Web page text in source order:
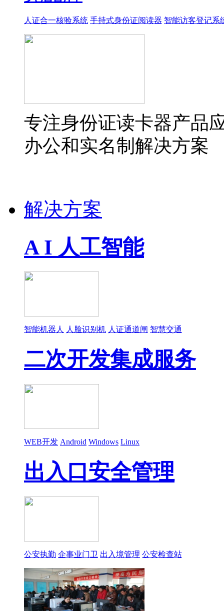
人证合一核验系统 手持式身份证阅读器 智能访客登记系
专注身份证读卡器产品
办公和实名制解决方案
解决方案
A I 人工智能
智能机器人 人脸识别机 人证通道闸 智慧交通
二次开发集成服务
WEB开发 Android Windows Linux
出入口安全管理
公安执勤 企事业门卫 出入境管理 公安检查站